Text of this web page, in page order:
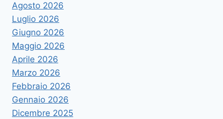
Agosto 2026
Luglio 2026
Giugno 2026
Maggio 2026
Aprile 2026
Marzo 2026
Febbraio 2026
Gennaio 2026
Dicembre 2025